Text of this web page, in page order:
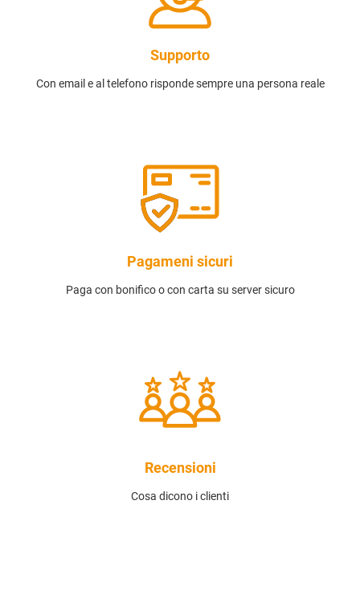
Supporto
Con email e al telefono risponde sempre una persona reale
Pagameni sicuri
Paga con bonifico o con carta su server sicuro
Recensioni
Cosa dicono i clienti